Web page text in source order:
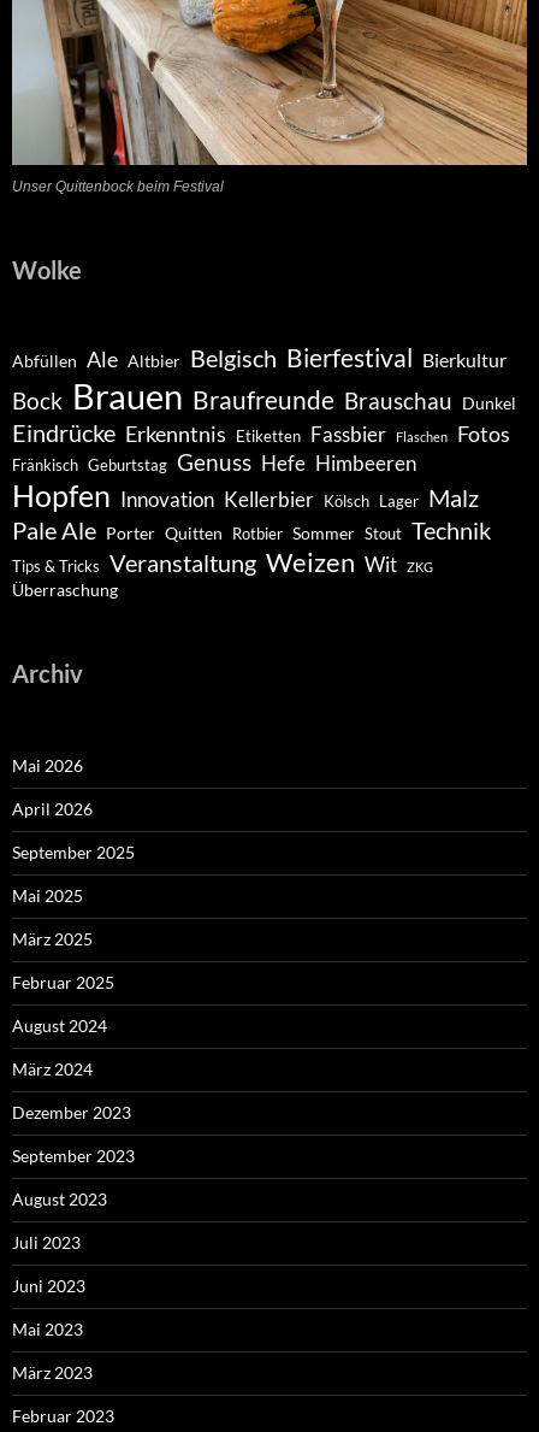
Unser Quittenbock beim Festival
Wolke
Abfüllen Ale Altbier Belgisch Bierfestival Bierkultur
Bock Brauen Braufreunde Brauschau Dunkel
Eindrücke Erkenntnis Etiketten Fassbier Flaschen Fotos
Fränkisch Geburtstag Genuss Hefe Himbeeren
Hopfen Innovation Kellerbier Kölsch Lager Malz
Pale Ale Porter Quitten Rotbier Sommer Stout Technik
Tips & Tricks Veranstaltung Weizen Wit ZKG
Überraschung
Archiv
Mai 2026
April 2026
September 2025
Mai 2025
März 2025
Februar 2025
August 2024
März 2024
Dezember 2023
September 2023
August 2023
Juli 2023
Juni 2023
Mai 2023
März 2023
Februar 2023